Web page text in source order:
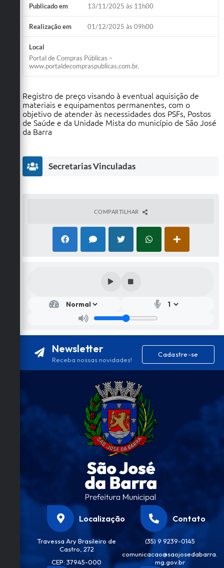
Publicado em 13/11/2025 às 11h00
Realização em 01/12/2025 às 09h00
Local
Portal de Compras Públicas –
www.portaldecompraspublicas.com.br.
Registro de preço visando à eventual aquisição de
materiais e equipamentos permanentes, com o
objetivo de atender às necessidades dos PSFs, Postos
de Saúde e da Unidade Mista do município de São José
da Barra
Secretarias Vinculadas
etar
Flávi
COMPARTILHAR
Newsletter
Receba nossas novidades!
Cadastre-se
Localização
Travessa Ary Brasileiro de
Castro, 272
CEP: 37945-000
Contato
(35) 9 9239-0145
comunicacao@saojosedabarra.
mg.gov.br